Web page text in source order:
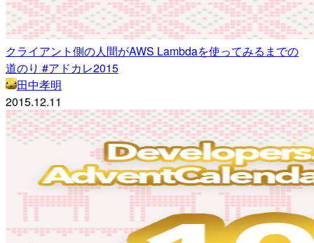
クライアント側の人間がAWS Lambdaを使ってみるまでの
道のり #アドカレ2015
田中孝明
2015.12.11